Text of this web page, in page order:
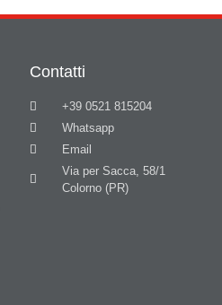
Contatti
+39 0521 815204
Whatsapp
Email
Via per Sacca, 58/1
Colorno (PR)